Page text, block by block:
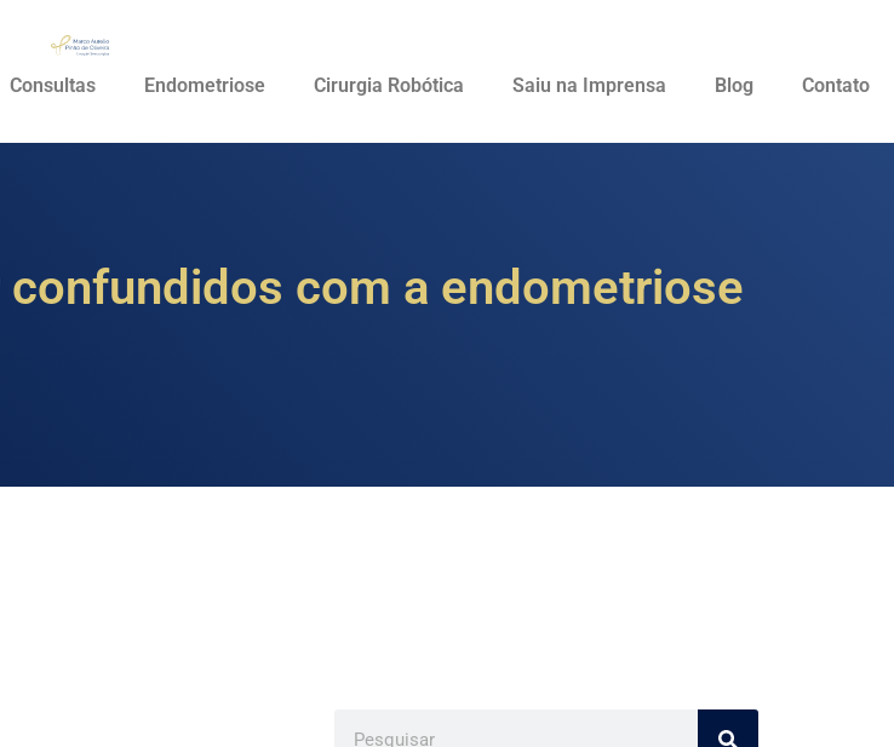
Consultas Endometriose Cirurgia Robótica Saiu na Imprensa Blog Contato
com a endometriose